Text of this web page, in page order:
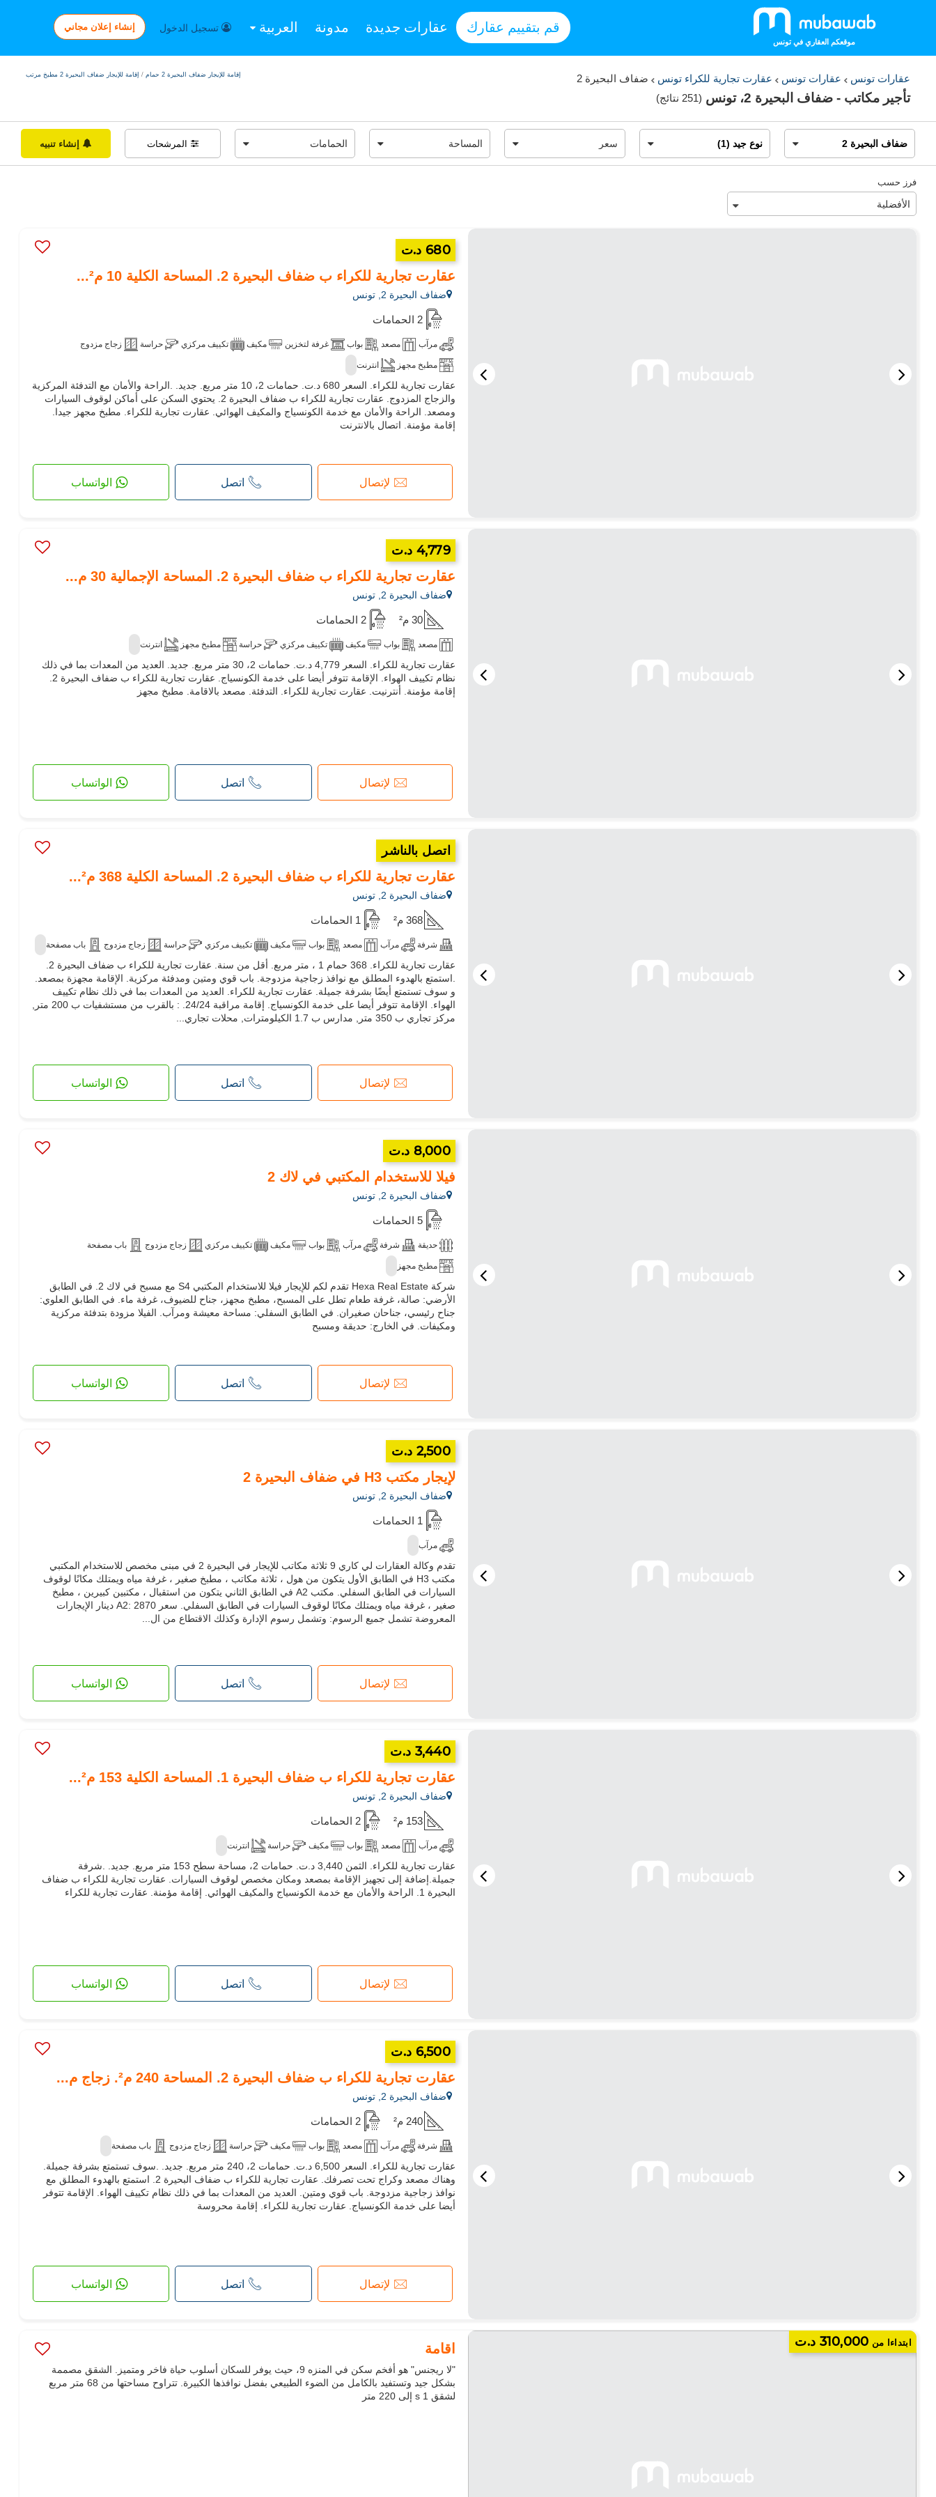
موقعكم العقاري في تونس
قم بتقييم عقارك عقارات جديدة مدونة العربية تسجيل الدخول إنشاء إعلان مجاني
عقارات تونس عقارات تونس عقارت تجارية للكراء تونس ضفاف البحيرة 2
تأجير مكاتب - ضفاف البحيرة 2، تونس (251 نتائج )
إقامة للإيجار ضفاف البحيرة 2 حمام / إقامة للإيجار ضفاف البحيرة 2 مطبخ مرتب
المرشحات إنشاء تنبيه
فرز حسب
680 د.ت
عقارت تجارية للكراء ب ضفاف البحيرة 2. المساحة الكلية 10 م²...
ضفاف البحيرة 2, تونس
2 الحمامات
مرآب مصعد بواب غرفة لتخزين مكيف تكييف مركزي حراسة زجاج مزدوج
مطبخ مجهز انترنت
عقارت تجارية للكراء. السعر 680 د.ت. حمامات 2، 10 متر مربع. جديد. .الراحة والأمان مع التدفئة المركزية
والزجاج المزدوج. عقارت تجارية للكراء ب ضفاف البحيرة 2. يحتوي السكن على أماكن لوقوف السيارات
ومصعد. الراحة والأمان مع خدمة الكونسياج والمكيف الهوائي. عقارت تجارية للكراء. مطبخ مجهز جيدا.
إقامة مؤمنة. اتصال بالانترنت
لإتصال اتصل الواتساب
4,779 د.ت
عقارت تجارية للكراء ب ضفاف البحيرة 2. المساحة الإجمالية 30 م...
ضفاف البحيرة 2, تونس
30 م² 2 الحمامات
مصعد بواب مكيف تكييف مركزي حراسة مطبخ مجهز انترنت
عقارت تجارية للكراء. السعر 4,779 د.ت. حمامات 2، 30 متر مربع. جديد. العديد من المعدات بما في ذلك
إقامة مؤمنة. أنترنيت. عقارت تجارية للكراء. التدفئة. مصعد بالاقامة. مطبخ مجهز
لإتصال اتصل الواتساب
اتصل بالناشر
عقارت تجارية للكراء ب ضفاف البحيرة 2. المساحة الكلية 368 م²...
ضفاف البحيرة 2, تونس
368 م² 1 الحمامات
شرفة مرآب مصعد بواب مكيف تكييف مركزي حراسة زجاج مزدوج باب مصفحة
.استمتع بالهدوء المطلق مع نوافذ زجاجية مزدوجة. باب قوي ومتين ومدفئة مركزية. الإقامة مجهزة بمصعد.
و سوف تستمتع أيضًا بشرفة جميلة. عقارت تجارية للكراء. العديد من المعدات بما في ذلك نظام تكييف
الهواء. الإقامة تتوفر أيضا على خدمة الكونسياج. إقامة مراقبة 24/24. : بالقرب من مستشفيات ب 200 متر,
مركز تجاري ب 350 متر, مدارس ب 1.7 الكيلومترات, محلات تجاري...
لإتصال اتصل الواتساب
8,000 د.ت
فيلا للاستخدام المكتبي في لاك 2
ضفاف البحيرة 2, تونس
5 الحمامات
حديقة شرفة مرآب بواب مكيف تكييف مركزي زجاج مزدوج باب مصفحة
مطبخ مجهز
شركة Hexa Real Estate تقدم لكم للإيجار فيلا للاستخدام المكتبي S4 مع مسبح في لاك 2. في الطابق
الأرضي: صالة، غرفة طعام تطل على المسبح، مطبخ مجهز، جناح للضيوف، غرفة ماء. في الطابق العلوي:
جناح رئيسي، جناحان صغيران. في الطابق السفلي: مساحة معيشة ومرآب. الفيلا مزودة بتدفئة مركزية
ومكيفات. في الخارج: حديقة ومسبح
لإتصال اتصل الواتساب
2,500 د.ت
لإيجار مكتب H3 في ضفاف البحيرة 2
ضفاف البحيرة 2, تونس
1 الحمامات
مرآب
تقدم وكالة العقارات لي كاري 9 ثلاثة مكاتب للإيجار في البحيرة 2 في مبنى مخصص للاستخدام المكتبي
مكتب H3 في الطابق الأول يتكون من هول ، ثلاثة مكاتب ، مطبخ صغير ، غرفة مياه ويمتلك مكانًا لوقوف
السيارات في الطابق السفلي. مكتب A2 في الطابق الثاني يتكون من استقبال ، مكتبين كبيرين ، مطبخ
صغير ، غرفة مياه ويمتلك مكانًا لوقوف السيارات في الطابق السفلي. سعر A2: 2870 دينار الإيجارات
المعروضة تشمل جميع الرسوم: وتشمل رسوم الإدارة وكذلك الاقتطاع من ال...
لإتصال اتصل الواتساب
3,440 د.ت
عقارت تجارية للكراء ب ضفاف البحيرة 1. المساحة الكلية 153 م²...
ضفاف البحيرة 2, تونس
153 م² 2 الحمامات
مرآب مصعد بواب مكيف حراسة انترنت
عقارت تجارية للكراء. الثمن 3,440 د.ت. حمامات 2، مساحة سطح 153 متر مربع. جديد. .شرفة
جميلة.إضافة إلى تجهيز الإقامة بمصعد ومكان مخصص لوقوف السيارات. عقارت تجارية للكراء ب ضفاف
البحيرة 1. الراحة والأمان مع خدمة الكونسياج والمكيف الهوائي. إقامة مؤمنة. عقارت تجارية للكراء
لإتصال اتصل الواتساب
6,500 د.ت
عقارت تجارية للكراء ب ضفاف البحيرة 2. المساحة 240 م². زجاج م...
ضفاف البحيرة 2, تونس
240 م² 2 الحمامات
شرفة مرآب مصعد بواب مكيف حراسة زجاج مزدوج باب مصفحة
عقارت تجارية للكراء. السعر 6,500 د.ت. حمامات 2، 240 متر مربع. جديد. .سوف تستمتع بشرفة جميلة.
وهناك مصعد وكراج تحت تصرفك. عقارت تجارية للكراء ب ضفاف البحيرة 2. استمتع بالهدوء المطلق مع
نوافذ زجاجية مزدوجة. باب قوي ومتين. العديد من المعدات بما في ذلك نظام تكييف الهواء. الإقامة تتوفر
أيضا على خدمة الكونسياج. عقارت تجارية للكراء. إقامة محروسة
لإتصال اتصل الواتساب
ابتداءا من 310,000 د.ت اقامة
"لا ريجنس" هو أفخم سكن في المنزه 9، حيث يوفر للسكان أسلوب حياة فاخر ومتميز. الشقق مصممة
بشكل جيد وتستفيد بالكامل من الضوء الطبيعي بفضل نوافذها الكبيرة. تتراوح مساحتها من 68 متر مربع
لشقق s 1 إلى 220 متر